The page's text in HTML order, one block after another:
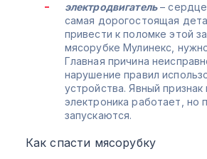
электродвигатель–
самая дорогостоящая
привести к поломке этой
мясорубке Мулинекс,
Главная причина
нарушение правил
устройства. Явный признак
электроника работает, но
запускаются.
Как спасти мясорубку